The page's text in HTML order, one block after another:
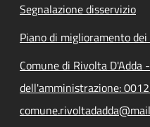
Segnalazione disservizio
Piano di miglioramento
Comune di Rivolta D'Adda
dell'amministrazione: